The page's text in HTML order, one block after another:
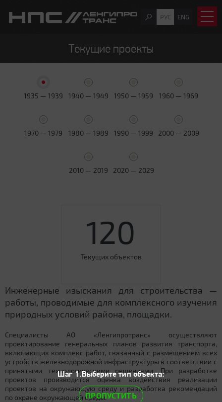
РУС ENG
Текущие проекты
1935 — 1939 1940 — 1949 1950 — 1959 1960 — 1969
1970 — 1979 1980 — 1989 1990 — 1999 2000 — 2009
2010 — 2019 2020 — 2029
120
Текущих объектов
Инженерные изыскания для строительства —
работы, проводимые для комплексного изучения
природных условий района, площадки.
Специалисты АО «Ленгипротранс» осуществляют
проектирование генеральных планов развития транспорта,
включающих комплекс работ, связанный с размещением всех
устройств железнодорожной инфраструктуры в соответствии с
принятыми технологическими решениями. При разработке
проектов производится оценка воздействия реализации
проектов на окружающую среду и разработка рекомендаций
по охране окружающей среды.
Шаг 1.Выберите тип объекта:
ПРОПУСТИТЬ